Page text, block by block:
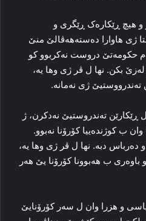
و هیچ ڕێکاره‌ک ڕێگری و
ژی هاوارا ده‌سته‌هه‌ڤالێ منێ
حکومه‌تێ دروست نه‌کربوو کو
بکن. نها ل ڤر ژی وها یه‌،
ته‌ندرووستیێ ژی نه‌مانه‌.
ته‌ندروستیێ نه‌دکرن، ژ
ب کوژنده‌ییا کۆرۆنا نه‌بوو.
ده‌رباس دبه‌. نها ل ڤر ژی وها یه‌،
باوه‌ری ب هه‌بوونا کۆرۆنا یێ هه‌ر
و هزرا وان ل سه‌ر کۆرۆنایێ